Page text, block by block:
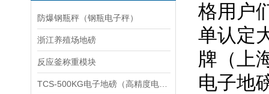
防爆钢瓶秤（钢瓶电子秤）
浙江养殖场地磅
反应釜称重模块
格用户
单认定
牌（上
电子地